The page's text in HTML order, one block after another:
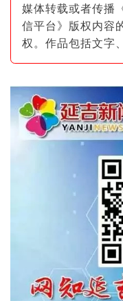
媒体转载或者传播
信平台》版权内容
权。作品包括文字